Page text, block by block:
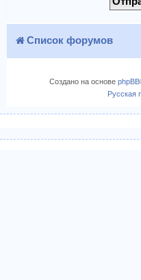
Список форумов
Создано на основе phpBB
Русская